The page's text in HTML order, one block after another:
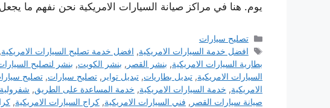
يوم. هنا في مراكز صيانة السيارات الامريكية نحن نفهم ما
التصنيفات
تصليح سيارات
الوسوم
افضل خدمة السيارات الامريكية, افضل خدمة تصليح السيارات الامريكية,
بطارية السيارات الامريكية, بنشر القصر , بنشر الكويت, بنشر لتصليح
السيارات الامريكية, تبديل بطاريات, تبديل تواير , تصليح سيارات, تصليح
الامريكية, خدمة السيارات الامريكية, خدمة المساعدة على الطريق, شفرولية
صيانة سيارات القصر , فني السيارات الامريكية, كراج السيارات الامريكية,